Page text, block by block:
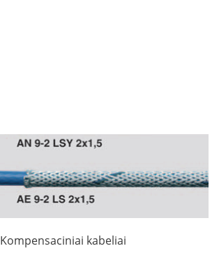
Kompensaciniai kabeliai